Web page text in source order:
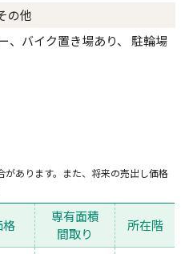
の他
、バイク置き場あり、 駐輪場
あります。また、将来の売出し価格
格
専有面積
間取り
所在階